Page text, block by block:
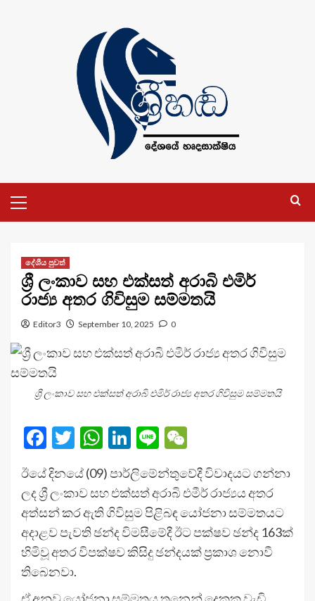
Menu
දේශීය පුවත්
ශ්‍රී ලංකාව සහ එක්සත් අරාබි එමිර්
රාජ්‍ය අතර ගිවිසුම සම්මතයි
Editor3 September 10, 2025 0
ශ්‍රී ලංකාව සහ එක්සත් අරාබි එමිර් රාජ්‍ය අතර ගිවිසුම සම්මතයි
Facebook
Twitter
WhatsApp
LinkedIn
Line
ඊයේ දිනයේ (09) පාර්ලිමේන්තුවේදී විවාදයට ගන්නා
ලද ශ්‍රී ලංකාව සහ එක්සත් අරාබි එමීර් රාජ්‍යය අතර
අත්සන් කර ඇති ගිවිසුම පිළිබඳ යෝජනා සම්මතයට
අදාළව පැවති ඡන්ද විමසීමේදී ඊට පක්ෂව ඡන්ද 163ක්
හිමිවූ අතර විපක්ෂව කිසිදු ඡන්දයක් ප්‍රකාශ නොවී
තිබෙනවා.